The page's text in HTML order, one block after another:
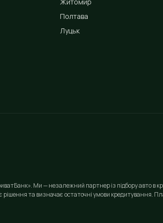
Полтава
Луцьк
Ми — незалежний партнер із підбору авто в
та визначає остаточні умови кредитування.